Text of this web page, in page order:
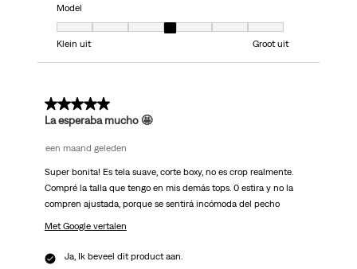
Model
Model, 4 van 7, waarbij 1 gelijk is aan Klein uit en 7 gelijk is aan Groot uit
Klein uit
Groot uit
5 van 5 sterren.
La esperaba mucho 🤩
een maand geleden
Super bonita! Es tela suave, corte boxy, no es crop realmente.
Compré la talla que tengo en mis demás tops. 0 estira y no la
compren ajustada, porque se sentirá incómoda del pecho
Met Google vertalen
Ja, Ik beveel dit product aan.